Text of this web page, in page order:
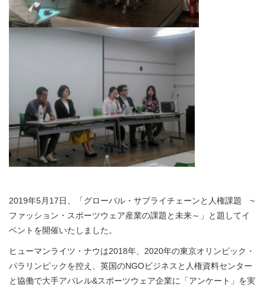
2019年5月17日、「グローバル・サプライチェーンと人権課題 ~
ファッション・スポーツウェア産業の課題と未来～」と題してイ
ベントを開催いたしました。
ヒューマンライツ・ナウは2018年、2020年の東京オリンピック・
パラリンピックを控え、英国のNGOビジネスと人権資料センター
と協働で大手アパレル&スポーツウェア企業に「アンケート」を実